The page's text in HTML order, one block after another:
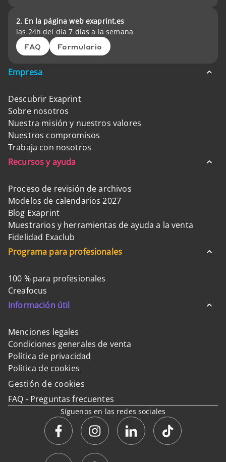
2. En la página web exaprint.es
las 24h del día 7 días a la semana
FAQ Formulario
Empresa
Descubrir Exaprint
Sobre nosotros
Nuestra misión y nuestros valores
Nuestros compromisos
Trabaja con nosotros
Recursos y ayuda
Proceso de revisión de archivos
Modelos de calendarios 2027
Blog Exaprint
Muestrarios y herramientas de ayuda a la venta
Fidelidad Exaclub
Programa para profesionales
100 % para profesionales
Creafocus
Información útil
Menciones legales
Condiciones generales de venta
Política de privacidad
Política de cookies
Gestión de cookies
FAQ - Preguntas frecuentes
Síguenos en las redes sociales